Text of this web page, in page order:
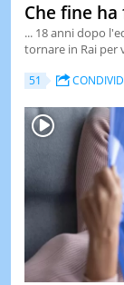
Che fine
... 18 anni dopo
tornare in Rai per
51